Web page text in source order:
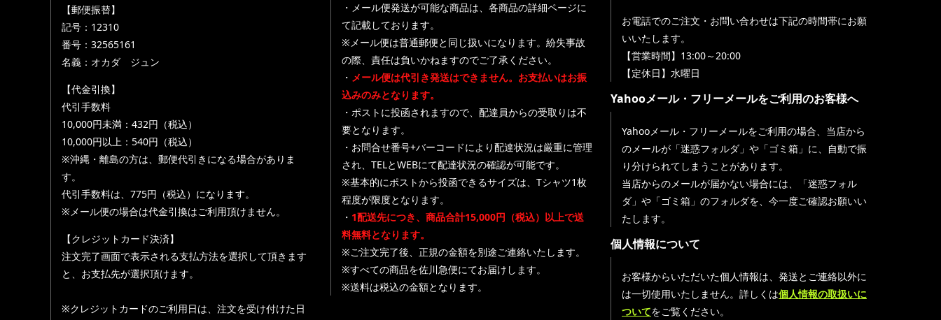
【郵便振替】
記号：12310
番号：32565161
名義：オカダ ジュン
【代金引換】
代引手数料
10,000円未満：432円（税込）
10,000円以上：540円（税込）
※沖縄・離島の方は、郵便代引きになる場合がありま
す。
代引手数料は、775円（税込）になります。
※メール便の場合は代金引換はご利用頂けません。
【クレジットカード決済】
注文完了画面で表示される支払方法を選択して頂きます
と、お支払先が選択頂けます。
※クレジットカードのご利用日は、注文を受け付けた日
・メール便発送が可能な商品は、各商品の詳細ページに
て記載しております。
※メール便は普通郵便と同じ扱いになります。紛失事故
の際、責任は負いかねますのでご了承ください。
・ メール便は代引き発送はできません。お支払いはお振
込みのみとなります。
・ポストに投函されますので、配達員からの受取りは不
要となります。
・お問合せ番号+バーコードにより配達状況は厳重に管理
され、TELとWEBにて配達状況の確認が可能です。
※基本的にポストから投函できるサイズは、Tシャツ1枚
程度が限度となります。
・ 1配送先につき、商品合計15,000円（税込）以上で送
料無料となります。
※ご注文完了後、正規の金額を別途ご連絡いたします。
※すべての商品を佐川急便にてお届けします。
※送料は税込の金額となります。
お電話でのご注文・お問い合わせは下記の時間帯にお願
いいたします。
【営業時間】13:00～20:00
【定休日】水曜日
Yahooメール・フリーメールをご利用のお客様へ
Yahooメール・フリーメールをご利用の場合、当店から
のメールが「迷惑フォルダ」や「ゴミ箱」に、自動で振
り分けられてしまうことがあります。
当店からのメールが届かない場合には、「迷惑フォル
ダ」や「ゴミ箱」のフォルダを、今一度ご確認お願いい
たします。
個人情報について
お客様からいただいた個人情報は、発送とご連絡以外に
は一切使用いたしません。詳しくは個人情報の取扱いに
ついてをご覧ください。